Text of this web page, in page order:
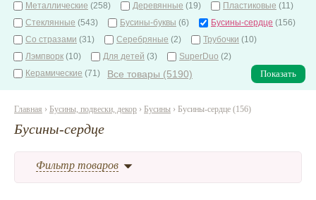
Проволока
Инструменты и материалы
Эпоксидная смола
Шнуры, ленты, нитки
По темам и сезонам
Бисер TOHO
Нетемнеющая фурнитура
Металлические (258) Деревянные (19) Пластиковые (11)
Стеклянные (543) Бусины-буквы (6) Бусины-сердце (156)
Со стразами (31) Серебряные (2) Трубочки (10)
Лэмпворк (10) Для детей (3) SuperDuo (2)
Керамические (71) Все товары (5190) Показать
Главная › Бусины, подвески, декор › Бусины › Бусины-сердце (156)
Бусины-сердце
Фильтр товаров